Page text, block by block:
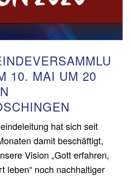
10. MAI UM 20
hat sich seit
damit beschäftigt,
Vision „Gott erfahren,
leben“ noch nachhaltiger